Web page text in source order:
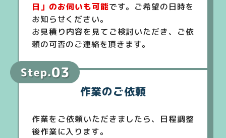
日」のお伺いも可能です。ご希望の日時を
お知らせください。
お見積り内容を見てご検討いただき、ご依
頼の可否のご連絡を頂きます。
作業のご依頼
作業をご依頼いただきましたら、日程調整
後作業に入ります。